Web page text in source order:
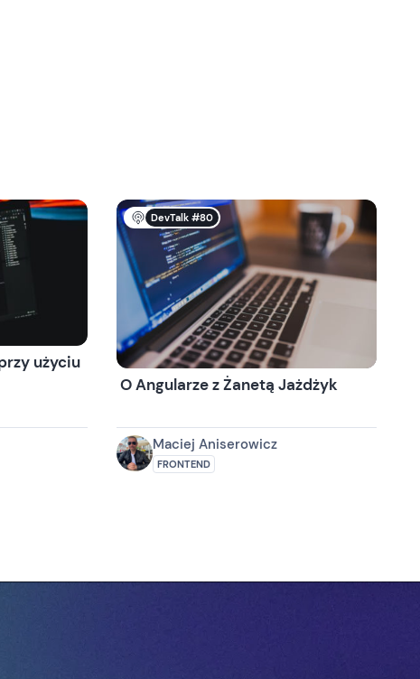
użyciu
DevTalk #80
O Angularze z Żanetą Jażdżyk
Maciej Aniserowicz
FRONTEND